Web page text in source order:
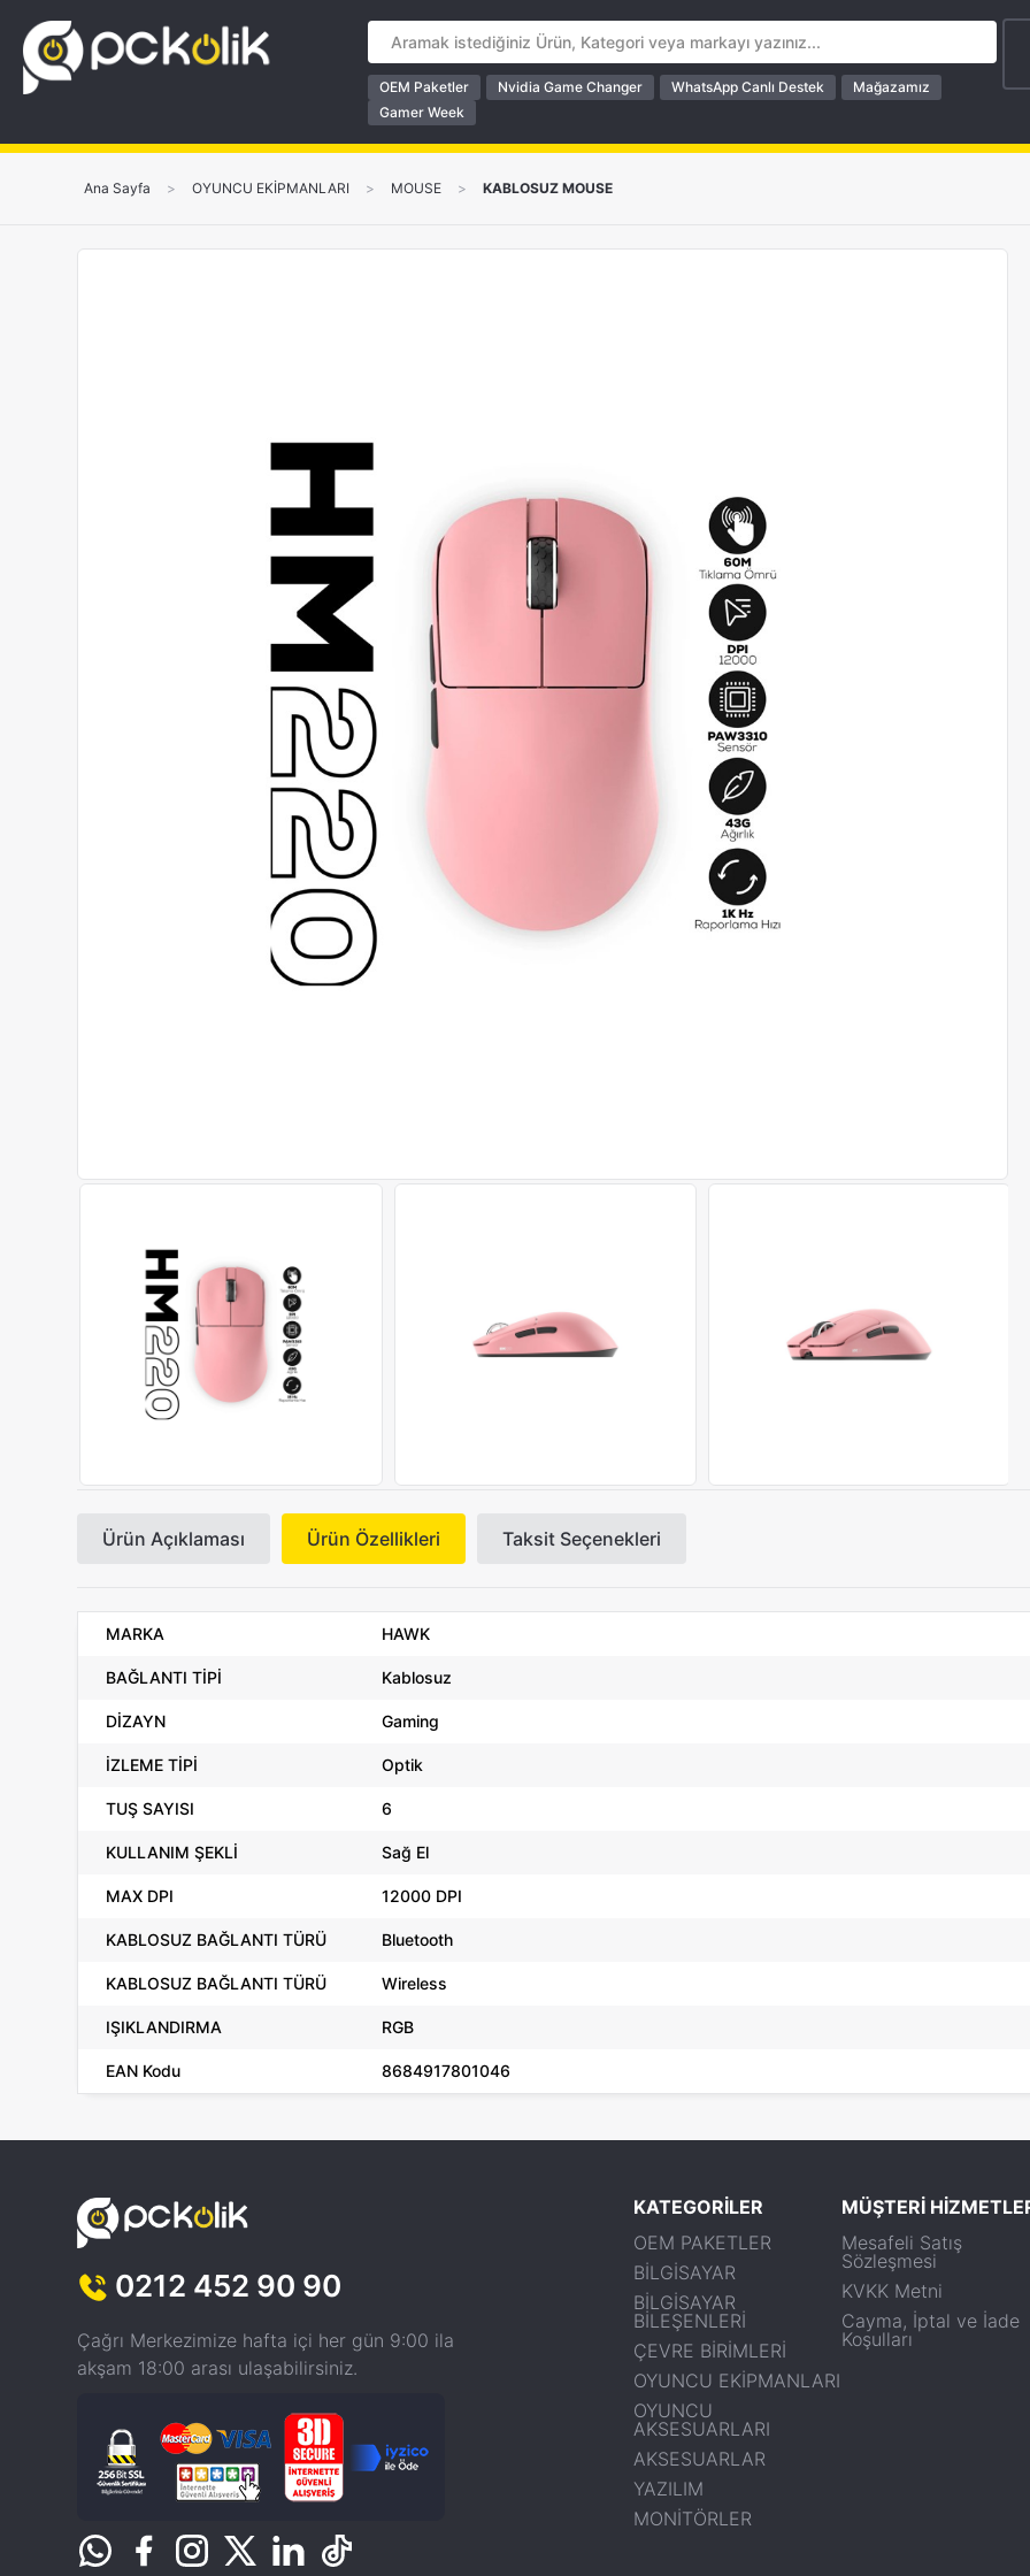
OEM Paketler Nvidia Game Changer WhatsApp Canlı Destek
Mağazamız
Gamer Week
Ana Sayfa > OYUNCU EKİPMANLARI > MOUSE > KABLOSUZ MOUSE
Ürün Açıklaması Ürün Özellikleri Taksit Seçenekleri
MARKA HAWK
BAĞLANTI TİPİ Kablosuz
DİZAYN Gaming
İZLEME TİPİ Optik
TUŞ SAYISI 6
KULLANIM ŞEKLİ Sağ El
MAX DPI 12000 DPI
KABLOSUZ BAĞLANTI TÜRÜ Bluetooth
KABLOSUZ BAĞLANTI TÜRÜ Wireless
IŞIKLANDIRMA RGB
EAN Kodu 8684917801046
0212 452 90 90
Çağrı Merkezimize hafta içi her gün 9:00 ila
akşam 18:00 arası ulaşabilirsiniz.
KATEGORİLER
OEM PAKETLER
BİLGİSAYAR
BİLGİSAYAR
BİLEŞENLERİ
ÇEVRE BİRİMLERİ
OYUNCU EKİPMANLARI
OYUNCU
AKSESUARLARI
AKSESUARLAR
YAZILIM
MONİTÖRLER
MÜŞTERİ
Mesafeli Satış
Sözleşmesi
KVKK Metni
Cayma, İptal ve İade
Koşulları